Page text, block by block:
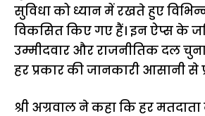
सुविधा को ध्यान में रखते हुए
विकसित किए गए हैं। इन ऐप्स के
उम्मीदवार और राजनीतिक दल
हर प्रकार की जानकारी आसानी से
श्री अग्रवाल ने कहा कि हर